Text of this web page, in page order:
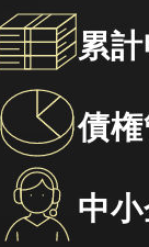
累
債
中